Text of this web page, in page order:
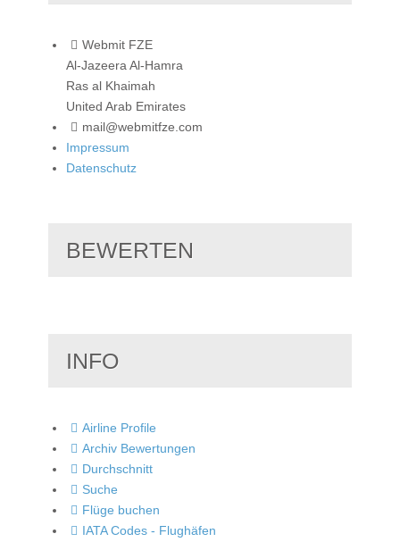
Webmit FZE
Al-Jazeera Al-Hamra
Ras al Khaimah
United Arab Emirates
mail@webmitfze.com
Impressum
Datenschutz
BEWERTEN
INFO
Airline Profile
Archiv Bewertungen
Durchschnitt
Suche
Flüge buchen
IATA Codes - Flughäfen